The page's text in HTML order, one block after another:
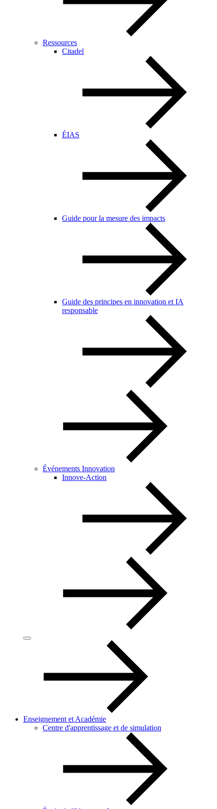
Ressources
Citadel
ÉIAS
Guide pour la mesure des impacts
Guide des principes en innovation et IA
responsable
Événements Innovation
Innove-Action
Enseignement et Académie
Centre d'apprentissage et de simulation